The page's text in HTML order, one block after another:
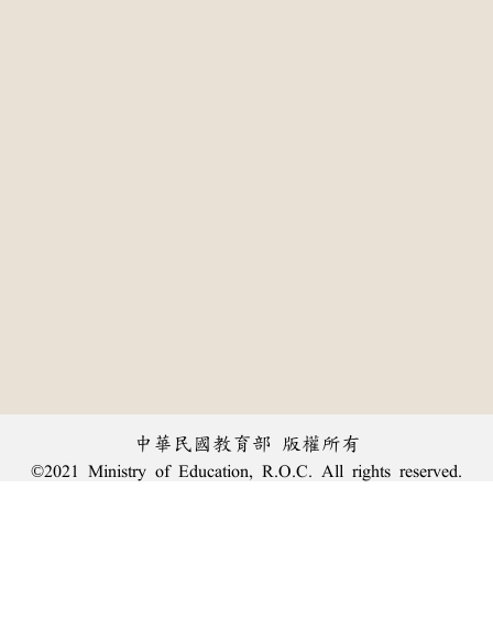
中華民國教育部 版權所有
©2021 Ministry of Education, R.O.C. All rights reserved.